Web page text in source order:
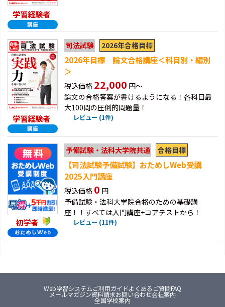
学習経験者
学習経験者
司法試験 2026年合格目標
2026年目標 論文合格講座＜科目別・編別
＞
税込価格 22,000 円～
論文の合格答案が書けるようになる！各科目最
大100問の圧倒的問題量！
レビュー (1件)
初学者
予備試験・法科大学院共通 合格目標
【司法試験予備試験】おためしWeb受講
2025入門講座
税込価格 0 円
予備試験・法科大学院合格のための基礎講
座！！すべては入門講座+コアテストから！
レビュー (11件)
Web学習システムご利用ガイドよくあるご質問FAQ
メールマガジン資料請求お問い合わせ会社案内
全国学校案内